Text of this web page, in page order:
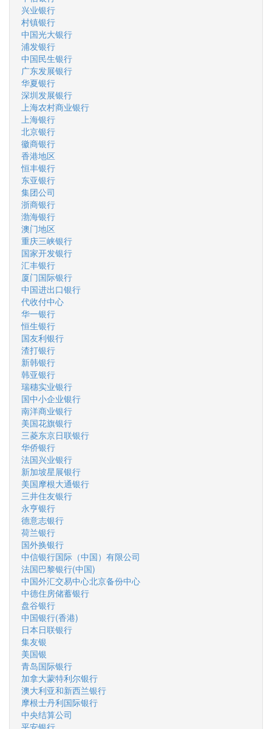
兴业银行
村镇银行
中国光大银行
浦发银行
中国民生银行
广东发展银行
华夏银行
深圳发展银行
上海农村商业银行
上海银行
北京银行
徽商银行
香港地区
恒丰银行
东亚银行
集团公司
浙商银行
渤海银行
澳门地区
重庆三峡银行
国家开发银行
汇丰银行
厦门国际银行
中国进出口银行
代收付中心
华一银行
恒生银行
国友利银行
渣打银行
新韩银行
韩亚银行
瑞穗实业银行
国中小企业银行
南洋商业银行
美国花旗银行
三菱东京日联银行
华侨银行
法国兴业银行
新加坡星展银行
美国摩根大通银行
三井住友银行
永亨银行
德意志银行
荷兰银行
国外换银行
中信银行国际（中国）有限公司
法国巴黎银行(中国)
中国外汇交易中心北京备份中心
中德住房储蓄银行
盘谷银行
中国银行(香港)
日本日联银行
集友银
美国银
青岛国际银行
加拿大蒙特利尔银行
澳大利亚和新西兰银行
摩根士丹利国际银行
中央结算公司
平安银行